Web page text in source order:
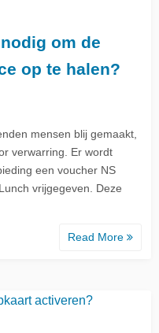
om de
op te halen?
mensen blij gemaakt,
verwarring. Er wordt
een voucher NS
vrijgegeven. Deze
Read More